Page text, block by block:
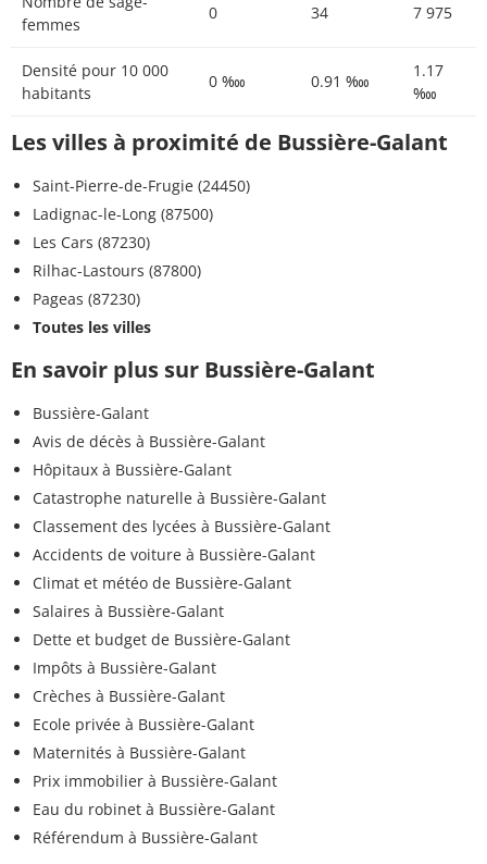
femmes
0 34 7 975
Densité pour 10 000
habitants
0 ‱ 0.91 ‱
1.17
‱
Les villes à proximité de Bussière-Galant
Saint-Pierre-de-Frugie (24450)
Ladignac-le-Long (87500)
Les Cars (87230)
Rilhac-Lastours (87800)
Pageas (87230)
Toutes les villes
En savoir plus sur Bussière-Galant
Bussière-Galant
Avis de décès à Bussière-Galant
Hôpitaux à Bussière-Galant
Catastrophe naturelle à Bussière-Galant
Classement des lycées à Bussière-Galant
Accidents de voiture à Bussière-Galant
Climat et météo de Bussière-Galant
Salaires à Bussière-Galant
Dette et budget de Bussière-Galant
Impôts à Bussière-Galant
Crèches à Bussière-Galant
Ecole privée à Bussière-Galant
Maternités à Bussière-Galant
Prix immobilier à Bussière-Galant
Eau du robinet à Bussière-Galant
Référendum à Bussière-Galant